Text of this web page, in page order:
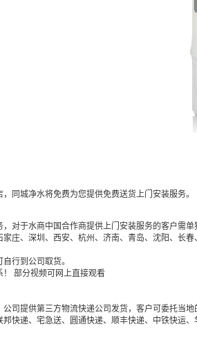
同城净水将免费为您提供免费送货上门安装服务。
对于水商中国合作商提供上门安装服务的客户需单
庄、深圳、西安、杭州、济南、青岛、沈阳、长
行到公司取货。
部分视频可网上直接观看
司提供第三方物流快递公司发货，客户可委托当
快递、宅急送、圆通快递、顺丰快递、中铁快运